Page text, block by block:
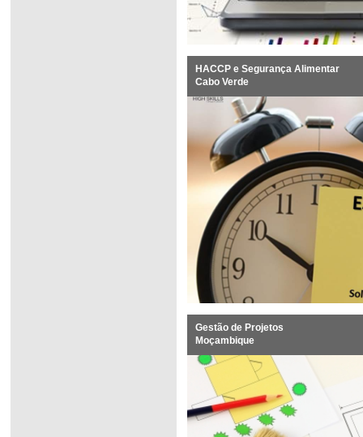
HACCP e Segurança Alimentar
Cabo Verde
Gestão de Projetos
Moçambique